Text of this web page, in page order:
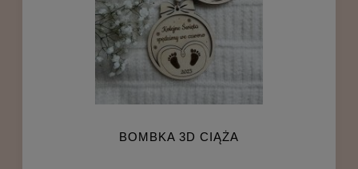
BOMBKA 3D CIĄŻA